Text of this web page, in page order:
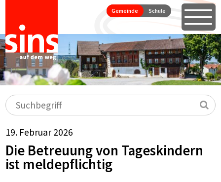
Direkt zum Inhalt springen
Hauptnavigation
Gemeinde Schule
Suchbegriff
19. Februar 2026
Die Betreuung von Tageskindern
ist meldepflichtig